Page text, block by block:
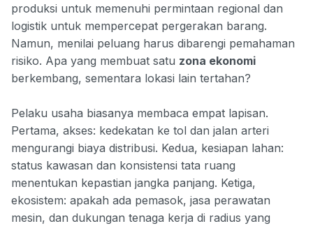
produksi untuk memenuhi permintaan regional dan
logistik untuk mempercepat pergerakan barang.
Namun, menilai peluang harus dibarengi pemahaman
risiko. Apa yang membuat satu zona ekonomi
berkembang, sementara lokasi lain tertahan?
Pelaku usaha biasanya membaca empat lapisan.
Pertama, akses: kedekatan ke tol dan jalan arteri
mengurangi biaya distribusi. Kedua, kesiapan lahan:
status kawasan dan konsistensi tata ruang
menentukan kepastian jangka panjang. Ketiga,
ekosistem: apakah ada pemasok, jasa perawatan
mesin, dan dukungan tenaga kerja di radius yang